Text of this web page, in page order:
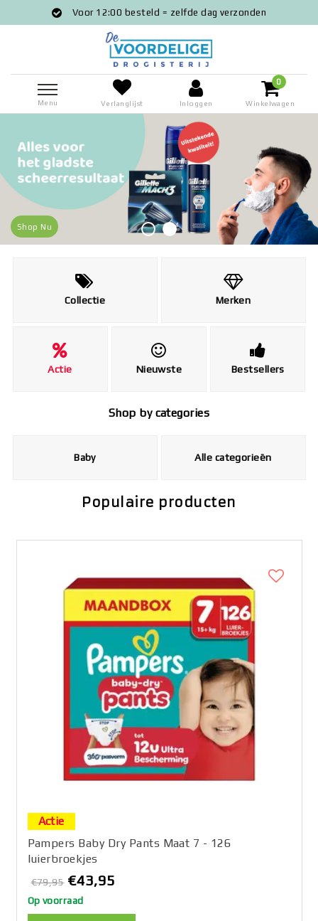
Voor 12:00 besteld = zelfde dag verzonden
Menu Verlanglijst Inloggen
0
Winkelwagen
Shop Nu
Collectie Merken
Actie Nieuwste Bestsellers
Shop by categories
Baby Alle categorieën
Populaire producten
Actie
Pampers Baby Dry Pants Maat 7 - 126
luierbroekjes
€79,95 €43,95
Op voorraad